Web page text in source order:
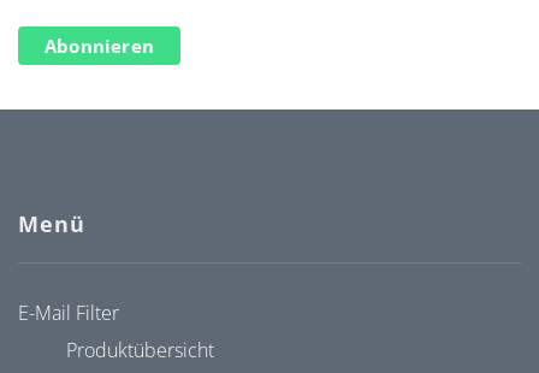
Abonnieren
Menü
E-Mail Filter
Produktübersicht